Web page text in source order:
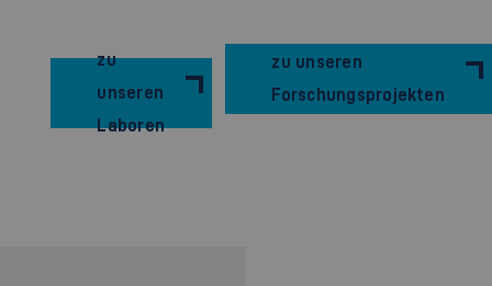
zu
unseren
Laboren
zu unseren
Forschungsprojekten